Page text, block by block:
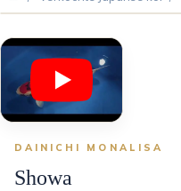
VERKOCHT
DAINICHI MONALISA
Showa